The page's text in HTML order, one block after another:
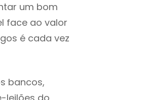
um bom
face ao valor
é cada vez
bancos,